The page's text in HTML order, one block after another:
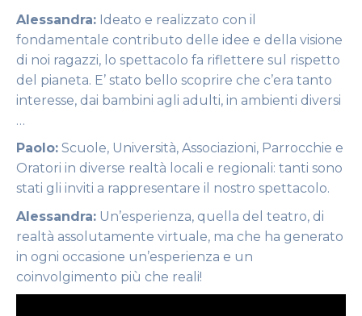
Alessandra: Ideato e realizzato con il
fondamentale contributo delle idee e della visione
di noi ragazzi, lo spettacolo fa riflettere sul rispetto
del pianeta. E’ stato bello scoprire che c’era tanto
interesse, dai bambini agli adulti, in ambienti diversi
…
Paolo: Scuole, Università, Associazioni, Parrocchie e
Oratori in diverse realtà locali e regionali: tanti sono
stati gli inviti a rappresentare il nostro spettacolo.
Alessandra: Un’esperienza, quella del teatro, di
realtà assolutamente virtuale, ma che ha generato
in ogni occasione un’esperienza e un
coinvolgimento più che reali!